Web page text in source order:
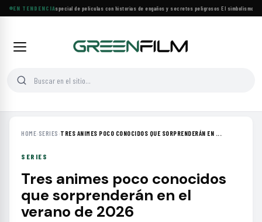
EN TENDENCIA
Lifetime estrena especial de películas con historias de engaños y secretos peligrosos·El simbolismo de
HOME› SERIES ›TRES ANIMES POCO CONOCIDOS QUE SORPRENDERÁN EN ...
SERIES
Tres animes poco conocidos
que sorprenderán en el
verano de 2026